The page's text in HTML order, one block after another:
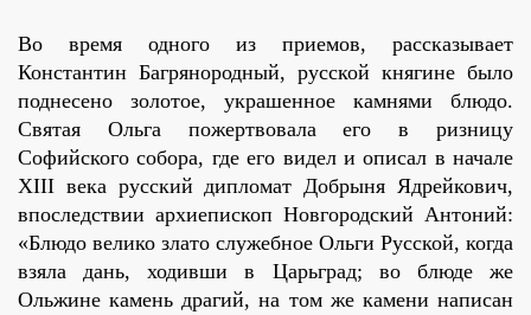
Во время одного из приемов, рассказывает
Константин Багрянородный, русской княгине было
поднесено золотое, украшенное камнями блюдо.
Святая Ольга пожертвовала его в ризницу
Софийского собора, где его видел и описал в начале
ХIII века русский дипломат Добрыня Ядрейкович,
впоследствии архиепископ Новгородский Антоний:
«Блюдо велико злато служебное Ольги Русской, когда
взяла дань, ходивши в Царьград; во блюде же
Ольжине камень драгий, на том же камени написан